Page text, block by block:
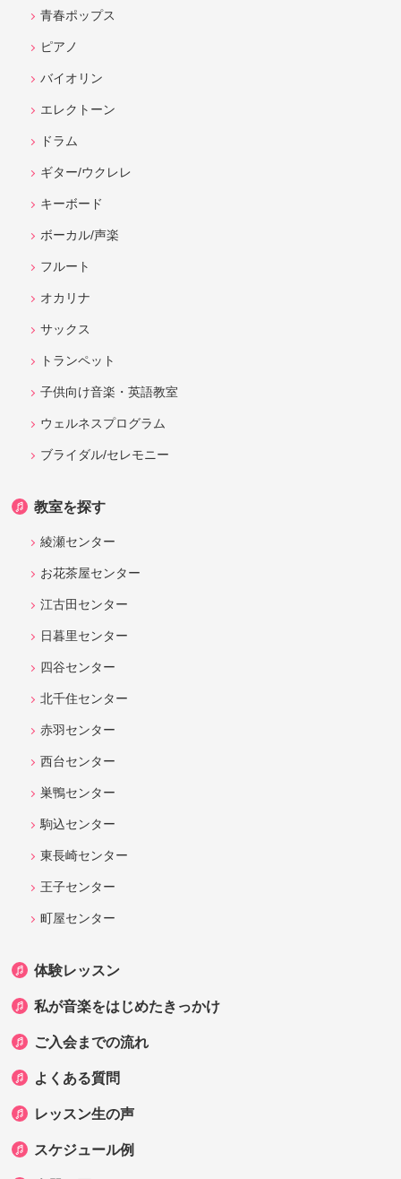
青春ポップス
ピアノ
バイオリン
エレクトーン
ドラム
ギター/ウクレレ
キーボード
ボーカル/声楽
フルート
オカリナ
サックス
トランペット
子供向け音楽・英語教室
ウェルネスプログラム
ブライダル/セレモニー
教室を探す
綾瀬センター
お花茶屋センター
江古田センター
日暮里センター
四谷センター
北千住センター
赤羽センター
西台センター
巣鴨センター
駒込センター
東長崎センター
王子センター
町屋センター
体験レッスン
私が音楽をはじめたきっかけ
ご入会までの流れ
よくある質問
レッスン生の声
スケジュール例